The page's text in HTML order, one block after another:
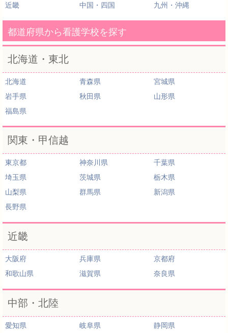
近畿
中国・四国 九州・沖縄
都道府県から看護学校を探す
北海道・東北
北海道 青森県
宮城県
岩手県
秋田県
山形県
福島県
関東・甲信越
東京都 神奈川県
千葉県
埼玉県
茨城県
栃木県
山梨県
群馬県
新潟県
長野県
近畿
大阪府 兵庫県
京都府
和歌山県
滋賀県 奈良県
中部・北陸
愛知県 岐阜県
静岡県